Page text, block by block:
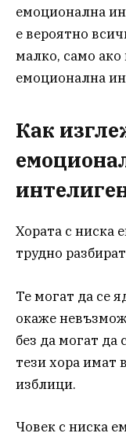
емоционална
е вероятно
малко, само
емоционална
Как
Хората с ниска
трудно
Те могат да се
окаже
без да могат
тези хора имат
изблици.
Човек с ниска